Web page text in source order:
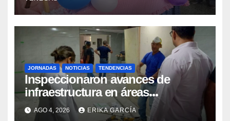
JORNADAS NOTICIAS TENDENCIAS
Inspeccionaron avances de
infraestructura en áreas
prioritarias del IAHULA
AGO 4, 2026 ERIKA GARCÍA